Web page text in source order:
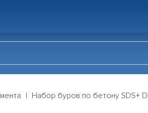
Набор буров по бетону SDS+